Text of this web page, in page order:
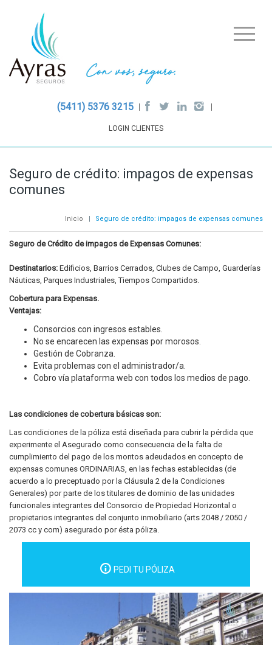
(5411) 5376 3215
LOGIN CLIENTES
Seguro de crédito: impagos de expensas
comunes
Inicio | Seguro de crédito: impagos de expensas comunes
Seguro de Crédito de impagos de Expensas Comunes:
Destinatarios: Edificios, Barrios Cerrados, Clubes de Campo, Guarderías
Náuticas, Parques Industriales, Tiempos Compartidos.
Cobertura para Expensas.
Ventajas:
Consorcios con ingresos estables.
No se encarecen las expensas por morosos.
Gestión de Cobranza.
Evita problemas con el administrador/a.
Cobro vía plataforma web con todos los medios de pago.
Las condiciones de cobertura básicas son:
Las condiciones de la póliza está diseñada para cubrir la pérdida que
experimente el Asegurado como consecuencia de la falta de
cumplimiento del pago de los montos adeudados en concepto de
expensas comunes ORDINARIAS, en las fechas establecidas (de
acuerdo a lo preceptuado por la Cláusula 2 de la Condiciones
Generales) por parte de los titulares de dominio de las unidades
funcionales integrantes del Consorcio de Propiedad Horizontal o
propietarios integrantes del conjunto inmobiliario (arts 2048 / 2050 /
2073 cc y com) asegurado por ésta póliza.
PEDI TU PÓLIZA